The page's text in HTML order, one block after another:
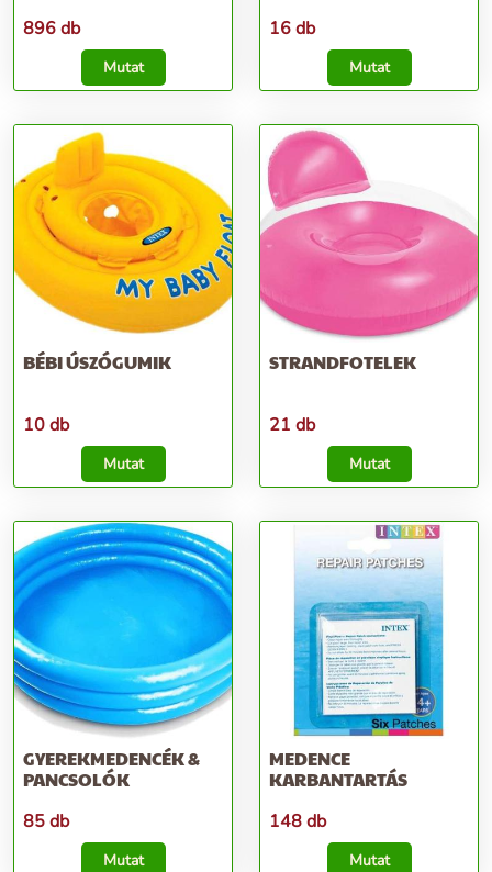
896 db
Mutat
16 db
Mutat
BÉBI ÚSZÓGUMIK
10 db
Mutat
STRANDFOTELEK
21 db
Mutat
GYEREKMEDENCÉK &
PANCSOLÓK
85 db
Mutat
MEDENCE
KARBANTARTÁS
148 db
Mutat